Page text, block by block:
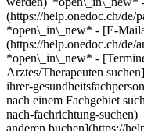
(https://help.onedoc.ch/de/
*open\_in\_new* - [E-
(https://help.onedoc.ch/de/
*open\_in\_new* -
Arztes/Therapeuten
ihrer-
nach einem Fachgebiet
nach-fachrichtung-
anderen buchen](https://